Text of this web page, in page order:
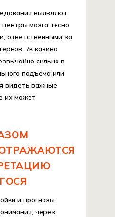
выявляют,
мозга тесно
ответственными за
7к казино
сильно в
подъема или
видеть важные
их может
и прогнозы
через